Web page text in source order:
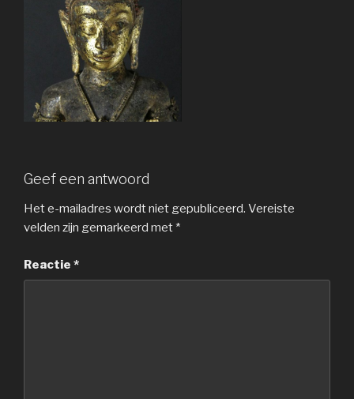
Geef een antwoord
Het e-mailadres wordt niet gepubliceerd. Vereiste
velden zijn gemarkeerd met *
Reactie *